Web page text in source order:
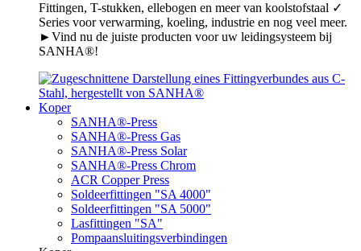
Fittingen, T-stukken, ellebogen en meer van koolstofstaal ✓
Series voor verwarming, koeling, industrie en nog veel meer.
►Vind nu de juiste producten voor uw leidingsysteem bij
SANHA®!
Koper
SANHA®-Press
SANHA®-Press Gas
SANHA®-Press Solar
SANHA®-Press Chrom
ACR Copper Press
Soldeerfittingen "SA 4000"
Soldeerfittingen "SA 5000"
Lasfittingen "SA"
Pompaansluitingsverbindingen